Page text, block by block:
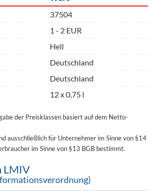
37504
1 - 2 EUR
Hell
Deutschland
Deutschland
12 x 0,75 l
der Preisklassen basiert auf dem Netto-
ausschließlich für Unternehmer im Sinne von §14
im Sinne von §13 BGB bestimmt.
LMIV